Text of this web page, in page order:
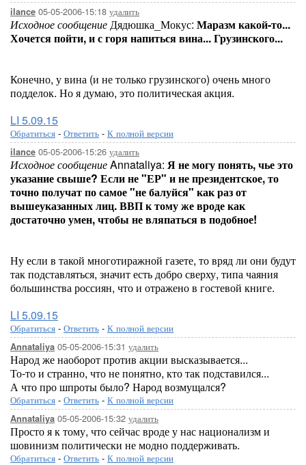
ilance 05-05-2006-15:18 удалить
Исходное сообщениеДядюшка_Мокус: Маразм какой-то...
Хочется пойти, и с горя напиться вина... Грузинского...
Конечно, у вина (и не только грузинского) очень много
подделок. Но я думаю, это политическая акция.
LI 5.09.15
Обратиться - Ответить - К полной версии
ilance 05-05-2006-15:26 удалить
Исходное сообщениеAnnataliya: Я не могу понять, чье это
указание свыше? Если не "ЕР" и не президентское, то
точно получат по самое "не балуйся" как раз от
вышеуказанных лиц. ВВП к тому же вроде как
достаточно умен, чтобы не вляпаться в подобное!
Ну если в такой многотиражной газете, то вряд ли они будут
так подставляться, значит есть добро сверху, типа чаяния
большинства россиян, что и отражено в гостевой книге.
LI 5.09.15
Обратиться - Ответить - К полной версии
Annataliya 05-05-2006-15:31 удалить
Народ же наоборот против акции высказывается...
То-то и странно, что не понятно, кто так подставился...
А что про шпроты было? Народ возмущался?
Обратиться - Ответить - К полной версии
Annataliya 05-05-2006-15:32 удалить
Просто я к тому, что сейчас вроде у нас национализм и
шовинизм политически не модно поддерживать.
Обратиться - Ответить - К полной версии